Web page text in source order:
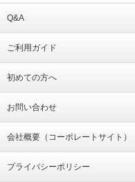
Q&A
ご利用ガイド
初めての方へ
お問い合わせ
会社概要（コーポレートサイト）
プライバシーポリシー